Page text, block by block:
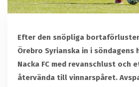
Efter den snöpliga
Örebro Syrianska in i söndagens
Nacka FC med revanschlust
återvända till vinnarspåret.